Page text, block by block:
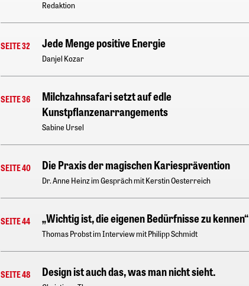
Redaktion
SEITE 32 Jede Menge positive Energie
Danjel Kozar
SEITE 36
Milchzahnsafari setzt auf edle
Kunstpflanzenarrangements
Sabine Ursel
SEITE 40 Die Praxis der magischen Kariesprävention
Dr. Anne Heinz im Gespräch mit Kerstin Oesterreich
SEITE 44 „Wichtig ist, die eigenen Bedürfnisse zu kennen“
Thomas Probst im Interview mit Philipp Schmidt
SEITE 48 Design ist auch das, was man nicht sieht.